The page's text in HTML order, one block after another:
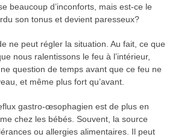
beaucoup d’inconforts, mais est-ce le
son tonus et devient paresseux?
ne peut régler la situation. Au fait, ce que
nous ralentissons le feu à l’intérieur,
question de temps avant que ce feu ne
et même plus fort qu’avant.
gastro-œsophagien est de plus en
chez les bébés. Souvent, la source
ou allergies alimentaires. Il peut